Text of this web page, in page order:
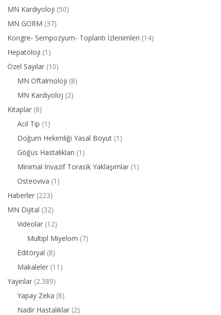
MN Kardiyoloji (50)
MN GORM (37)
Kongre- Sempozyum- Toplantı İzlenimleri (14)
Hepatoloji (1)
Özel Sayılar (10)
MN Oftalmoloji (8)
MN Kardiyoloj (2)
Kitaplar (8)
Acil Tıp (1)
Doğum Hekimliği Yasal Boyut (1)
Göğüs Hastalıkları (1)
Minimal İnvazif Torasik Yaklaşımlar (1)
Osteoviva (1)
Haberler (223)
MN Dijital (32)
Videolar (12)
Multipl Miyelom (7)
Editöryal (8)
Makaleler (11)
Yayınlar (2.389)
Yapay Zeka (8)
Nadir Hastalıklar (2)